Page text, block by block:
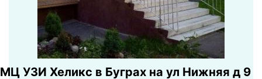
МЦ УЗИ Хеликс в Буграх на ул Нижняя д 9